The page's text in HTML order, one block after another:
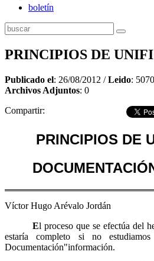
boletín
PRINCIPIOS DE
Publicado el: 26/08/2012 /Leido:
Archivos Adjuntos: 0
Compartir:
PRINCIPIOS DE
Víctor Hugo Arévalo Jordán
El proceso que se efectúa del
estaría completo si no
Documentación"información.